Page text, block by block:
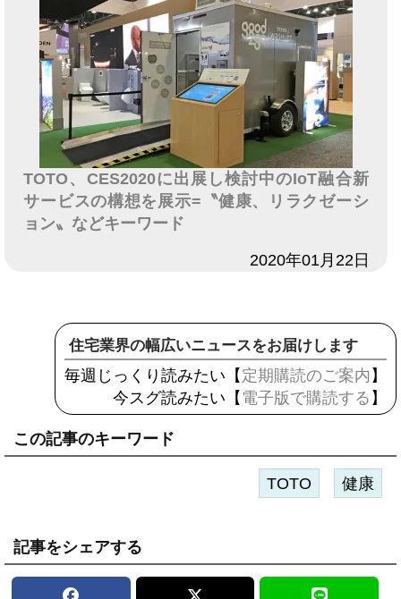
TOTO、CES2020に出展し検討中のIoT融合新
サービスの構想を展示=〝健康、リラクゼーシ
ョン〟などキーワード
2020年01月22日
住宅業界の幅広いニュースをお届けします
毎週じっくり読みたい【 定期購読のご案内 】
今スグ読みたい【 電子版で購読する 】
この記事のキーワード
TOTO 健康
記事をシェアする